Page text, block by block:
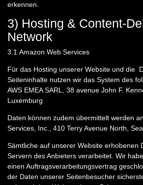
erkennen.
3) Hosting & Content-
Network
3.1 Amazon Web Services
Für das Hosting unserer Website und die
Seiteninhalte nutzen wir das System des
AWS EMEA SARL, 38 avenue John F.
Luxemburg
Daten können zudem übermittelt werden
Services, Inc., 410 Terry Avenue North,
Sämtliche auf unserer Website erhobenen
Servern des Anbieters verarbeitet. Wir
einen Auftragsverarbeitungsvertrag
der Daten unserer Seitenbesucher